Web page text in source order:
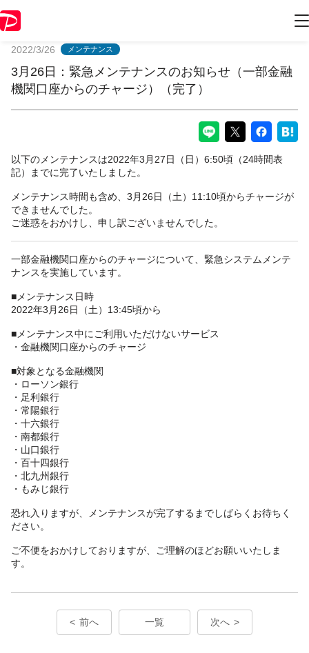
2022/3/26 メンテナンス
3月26日：緊急メンテナンスのお知らせ（一部金融
機関口座からのチャージ）（完了）
以下のメンテナンスは2022年3月27日（日）6:50頃（24時間表
記）までに完了いたしました。
メンテナンス時間も含め、3月26日（土）11:10頃からチャージが
できませんでした。
ご迷惑をおかけし、申し訳ございませんでした。
一部金融機関口座からのチャージについて、緊急システムメンテ
ナンスを実施しています。
■メンテナンス日時
2022年3月26日（土）13:45頃から
■メンテナンス中にご利用いただけないサービス
・金融機関口座からのチャージ
■対象となる金融機関
・ローソン銀行
・足利銀行
・常陽銀行
・十六銀行
・南都銀行
・山口銀行
・百十四銀行
・北九州銀行
・もみじ銀行
恐れ入りますが、メンテナンスが完了するまでしばらくお待ちく
ださい。
ご不便をおかけしておりますが、ご理解のほどお願いいたしま
す。
前へ 一覧 次へ